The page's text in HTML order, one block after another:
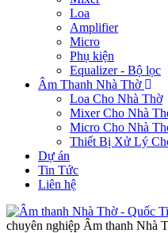
Loa
Amplifier
Micro
Phụ kiện
Equalizer - Bộ lọc
Âm Thanh Nhà Thờ
Loa Cho Nhà Thờ
Mixer Cho Nhà
Micro Cho Nhà
Thiết Bị Xử Lý
Dự án
Tin Tức
Liên hệ
chuyên nghiệp Âm thanh Nhà